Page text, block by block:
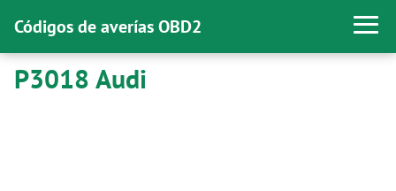
Códigos de averías OBD2
P3018 Audi